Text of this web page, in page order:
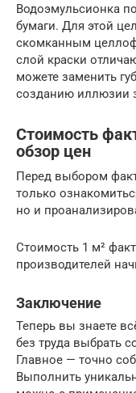
Водоэмульсионка
бумаги. Для этой
скомканным
слой краски
можете заменить
созданию иллюзии
Стоимость
обзор цен
Перед выбором
только
но и
Стоимость 1 м²
производителей
Заключение
Теперь вы знаете
без труда выбрать
Главное — точно
Выполнить